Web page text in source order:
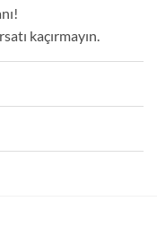
kaçırmayın.